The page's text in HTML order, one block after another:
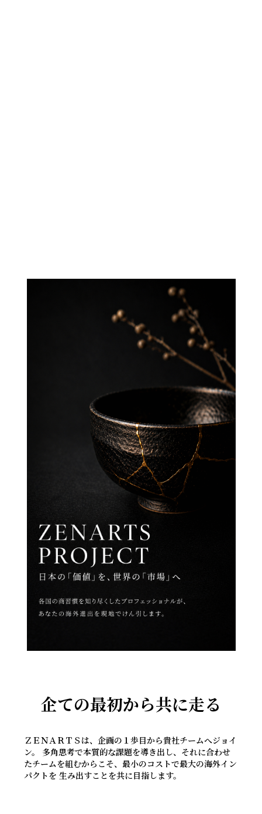
企ての最初から共に走る
ＺＥＮＡＲＴＳは、企画の１歩目から貴社チームへジョイ
ン。 多角思考で本質的な課題を導き出し、それに合わせ
たチームを組むからこそ、最小のコストで最大の海外イン
パクトを 生み出すことを共に目指します。